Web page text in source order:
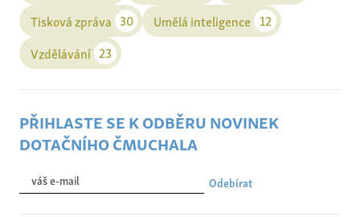
Tisková zpráva 30 Umělá inteligence 12
Vzdělávání 23
přihlaste se k odběru novinek
dotačního čmuchala
Odebírat